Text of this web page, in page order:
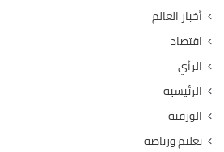
أخبار العالم
اقتصاد
الرأي
الرئيسية
الورقية
تعليم ورياضة